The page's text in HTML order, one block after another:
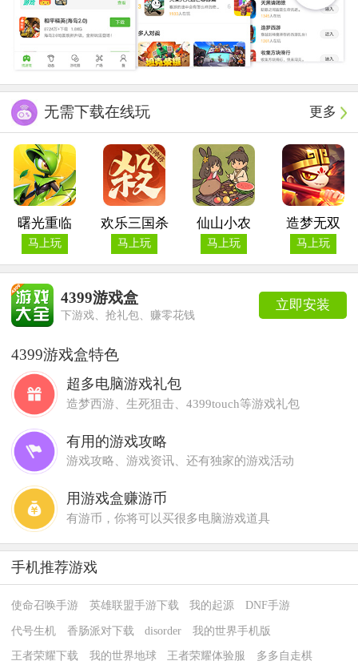
更多
无需下载在线玩
曙光重临
马上玩
欢乐三国杀
马上玩
仙山小农
马上玩
造梦无双
马上玩
立即安装
4399游戏盒
下游戏、抢礼包、赚零花钱
4399游戏盒特色
超多电脑游戏礼包
造梦西游、生死狙击、4399touch等游戏礼包
有用的游戏攻略
游戏攻略、游戏资讯、还有独家的游戏活动
用游戏盒赚游币
有游币，你将可以买很多电脑游戏道具
手机推荐游戏
使命召唤手游 英雄联盟手游下载 我的起源 DNF手游
代号生机 香肠派对下载 disorder 我的世界手机版
王者荣耀下载 我的世界地球 王者荣耀体验服 多多自走棋